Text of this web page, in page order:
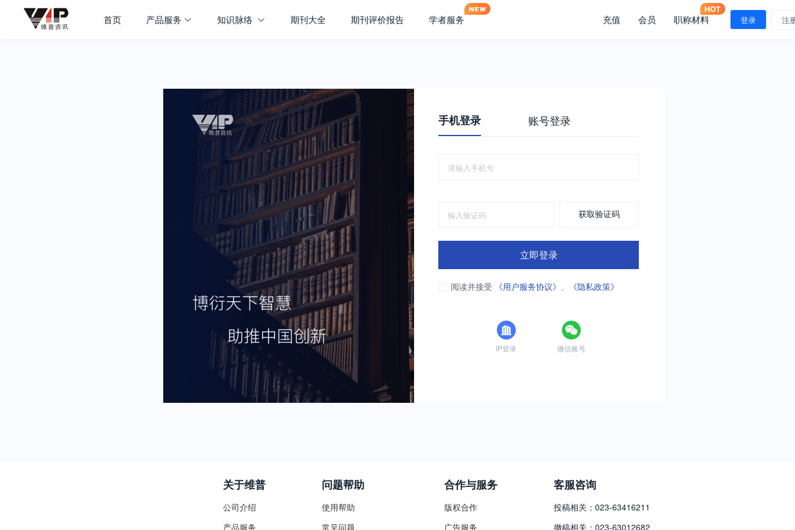
首页 产品服务 知识脉络 期刊大全 期刊评价报告 学者服务 充值 会员 职称材料 登录 注
手机登录 账号登录
获取验证码
立即登录
阅读并接受 《用户服务协议》 、 《隐私政策》
IP登录 微信账号
关于维普
公司介绍
产品服务
问题帮助
使用帮助
常见问题
合作与服务
版权合作
广告服务
客服咨询
投稿相关：023-63416211
撤稿相关：023-63012682